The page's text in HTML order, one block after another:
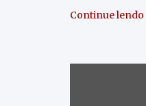
Continue lendo